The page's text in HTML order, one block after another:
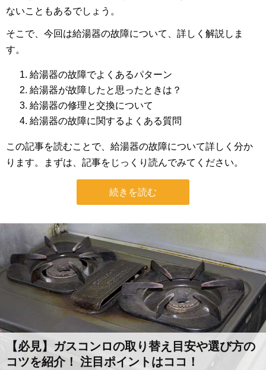
ないこともあるでしょう。
そこで、今回は給湯器の故障について、詳しく解説しま
す。
給湯器の故障でよくあるパターン
給湯器が故障したと思ったときは？
給湯器の修理と交換について
給湯器の故障に関するよくある質問
この記事を読むことで、給湯器の故障について詳しく分か
ります。まずは、記事をじっくり読んでみてください。
続きを読む
【必見】ガスコンロの取り替え目安や選び方の
コツを紹介！ 注目ポイントはココ！